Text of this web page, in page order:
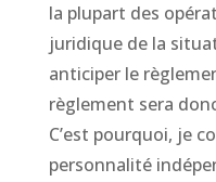
la plupart des
juridique de la
anticiper le
règlement sera
C’est pourquoi, je
personnalité